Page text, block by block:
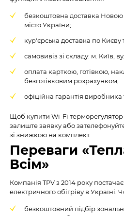
безкоштовна доставка
місто України;
кур'єрська доставка по Києву
самовивіз зі складу: м. Київ,
оплата карткою, готівкою,
безготівковим розрахунком;
офіційна гарантія виробника
Щоб купити Wi-Fi терморегулятор
залиште заявку або
зі знижкою на комплект.
Переваги
Всім»
Компанія TPV з 2014 року
електричного обігріву в Україні.
безкоштовний підбір